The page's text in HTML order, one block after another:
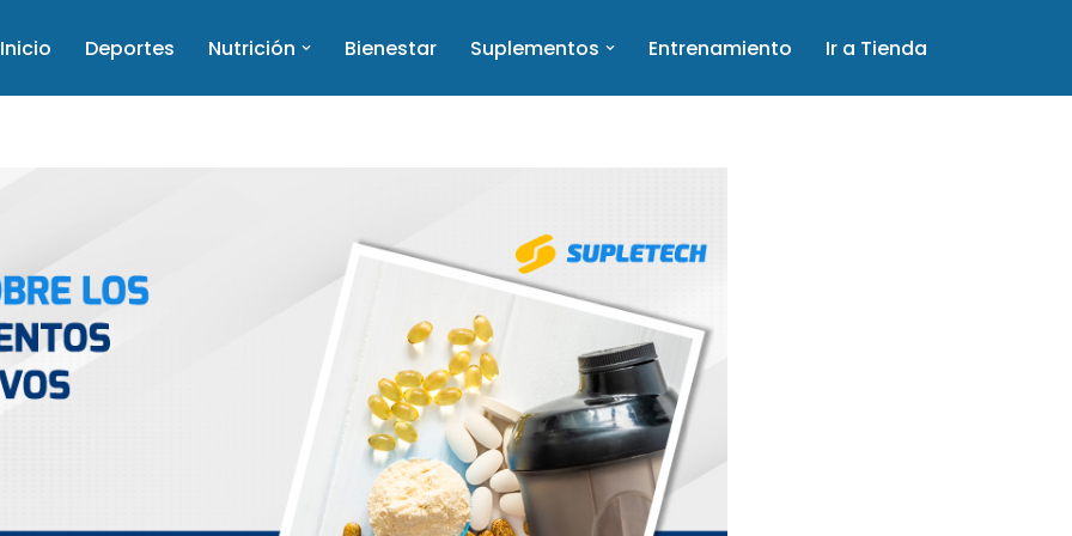
Inicio Deportes Nutrición Bienestar Suplementos Entrenamiento Ir a Tienda